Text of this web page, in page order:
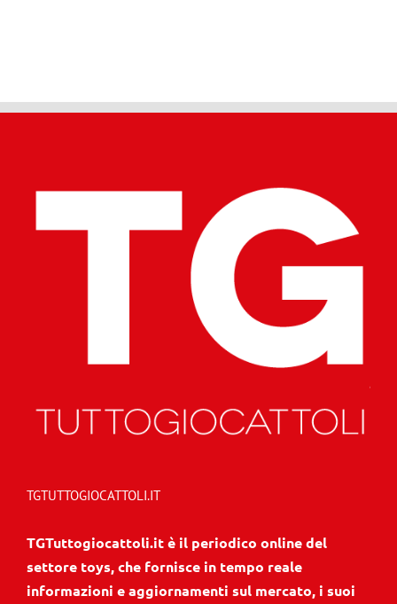
TGTUTTOGIOCATTOLI.IT
TGTuttogiocattoli.it è il periodico online del
settore toys, che fornisce in tempo reale
informazioni e aggiornamenti sul mercato, i suoi